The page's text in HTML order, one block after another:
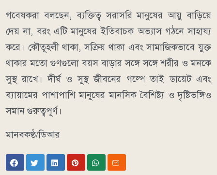
গবেষকরা বলছেন, ব্যক্তিত্ব সরাসরি মানুষের আয়ু বাড়িয়ে
দেয় না, বরং এটি মানুষের ইতিবাচক অভ্যাস গঠনে সাহায্য
করে। কৌতূহলী থাকা, সক্রিয় থাকা এবং সামাজিকভাবে যুক্ত
থাকার মতো গুণগুলো বয়স বাড়ার সঙ্গে সঙ্গে শরীর ও মনকে
সুস্থ রাখে। দীর্ঘ ও সুস্থ জীবনের গল্পে তাই ডায়েট এবং
ব্যায়ামের পাশাপাশি মানুষের মানসিক বৈশিষ্ট্য ও দৃষ্টিভঙ্গিও
সমান গুরুত্বপূর্ণ।
মানবকণ্ঠ/ডিআর